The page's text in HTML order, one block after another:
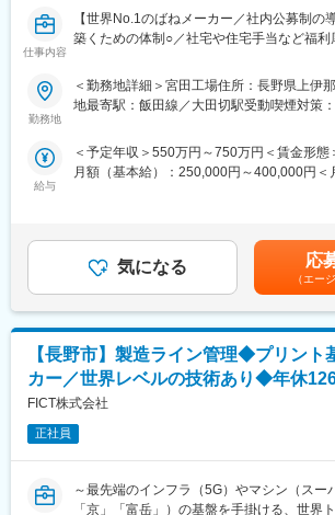
・年間休日126日、平均勤続年数20年以上
平均有給休暇取得日数20日以上。男女問わ
している社員も多数在籍しています。
さまざまな業務に挑戦できる社風です。成
体系化された教育研修や社内公募制度など
・家賃補助、寮・社宅制度、時短勤務制度
大企業ならではの充実した福利厚生・サポ
仕事内容
【世界No.1のばねメーカー／社内公募制の
築くための体制○／社宅や住宅手当など福利
【ポジション説明】
半導体製造装置向け部品（冷却板、ヒータ
ります。
半導体製造過程の過酷な環境下に対応する
・品質管理、不良調査、品質改善、校正管
・客先問い合わせ対応
・協力会社への品質指導
・品質監査対応など
【商材（半導体プロセス部品）について】
ステージヒータ：半導体製造の成膜装置に
管理に貢献します。
冷却板：半導体製造のエッチング工程で主
半導体基板上にプロセスガスを供給する製
勤務地
＜勤務地詳細＞宮田工場住所：長野県上伊
地最寄駅：飯田線／大田切駅受動喫煙対策
給与
＜予定年収＞550万円～750万円＜賃金形態
月額（基本給）：250,000円～400,000円＜
の金額であり、選考を通じて上下する可能
額)は固定手当を含めた表記です。
気になる 応
（エー
【長野市】製造ライン管理◆プリント
カー／世界レベルの技術あり◆年休
FICT株式会社
正社員
～最先端のインフラ（5G）やマシン（スー
「京」「富岳」）の基盤を手掛ける、世界